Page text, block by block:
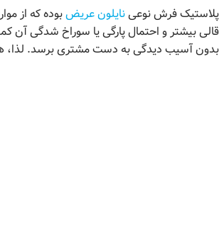
پلاستیک فرش نوعینایلون عریضبوده که از
قالی بیشتر و احتمال پارگی یا سوراخ شدگی آن
بدون آسیب دیدگی به دست مشتری برسد. لذا،